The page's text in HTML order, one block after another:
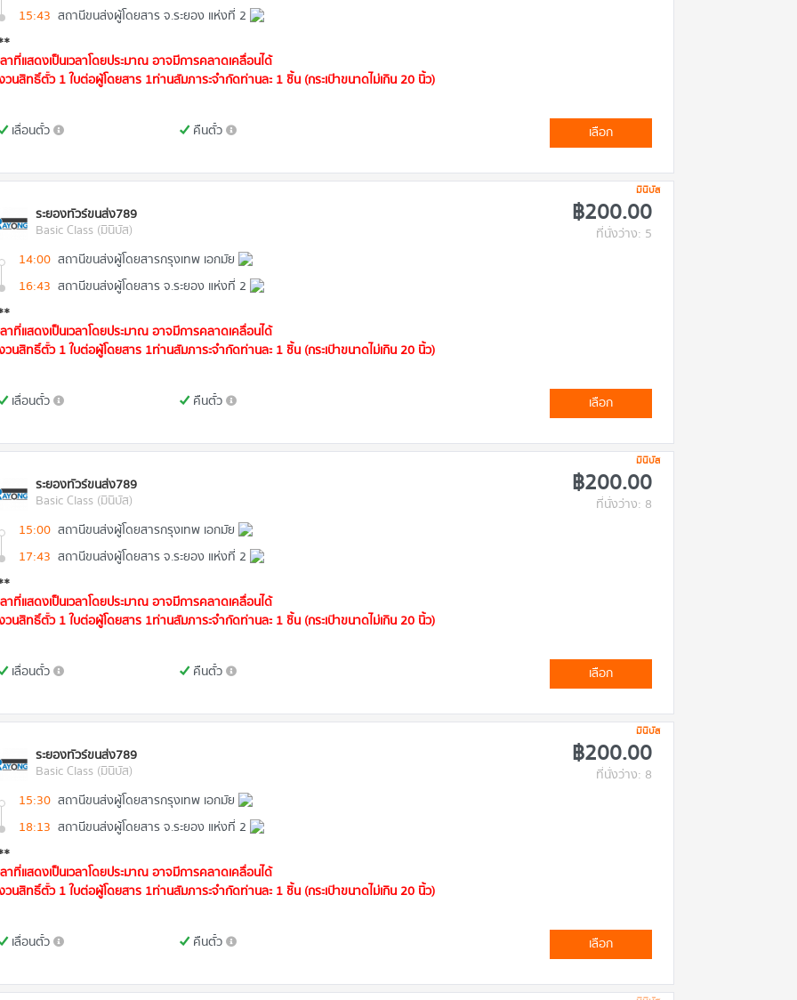
15:43 สถานีขนส่งผู้โดยสาร จ.ระยอง แห่งที่ 2
ลาที่แสดงเป็นเวลาโดยประมาณ อาจมีการคลาดเคลื่อนได้
วนสิทธิ์ตั๋ว 1 ใบต่อผู้โดยสาร 1ท่านสัมภาระจำกัดท่านละ 1 ชิ้น (กระเป๋าขนาดไม่เกิน 20 นิ้ว)
เลื่อนตั๋ว คืนตั๋ว เลือก
มินิบัส
ระยองทัวร์ขนส่ง789
Basic Class (มินิบัส)
฿200.00
ที่นั่งว่าง: 5
14:00 สถานีขนส่งผู้โดยสารกรุงเทพ เอกมัย
16:43 สถานีขนส่งผู้โดยสาร จ.ระยอง แห่งที่ 2
ลาที่แสดงเป็นเวลาโดยประมาณ อาจมีการคลาดเคลื่อนได้
วนสิทธิ์ตั๋ว 1 ใบต่อผู้โดยสาร 1ท่านสัมภาระจำกัดท่านละ 1 ชิ้น (กระเป๋าขนาดไม่เกิน 20 นิ้ว)
เลื่อนตั๋ว คืนตั๋ว เลือก
มินิบัส
ระยองทัวร์ขนส่ง789
Basic Class (มินิบัส)
฿200.00
ที่นั่งว่าง: 8
15:00 สถานีขนส่งผู้โดยสารกรุงเทพ เอกมัย
17:43 สถานีขนส่งผู้โดยสาร จ.ระยอง แห่งที่ 2
ลาที่แสดงเป็นเวลาโดยประมาณ อาจมีการคลาดเคลื่อนได้
วนสิทธิ์ตั๋ว 1 ใบต่อผู้โดยสาร 1ท่านสัมภาระจำกัดท่านละ 1 ชิ้น (กระเป๋าขนาดไม่เกิน 20 นิ้ว)
เลื่อนตั๋ว คืนตั๋ว เลือก
มินิบัส
ระยองทัวร์ขนส่ง789
Basic Class (มินิบัส)
฿200.00
ที่นั่งว่าง: 8
15:30 สถานีขนส่งผู้โดยสารกรุงเทพ เอกมัย
18:13 สถานีขนส่งผู้โดยสาร จ.ระยอง แห่งที่ 2
ลาที่แสดงเป็นเวลาโดยประมาณ อาจมีการคลาดเคลื่อนได้
วนสิทธิ์ตั๋ว 1 ใบต่อผู้โดยสาร 1ท่านสัมภาระจำกัดท่านละ 1 ชิ้น (กระเป๋าขนาดไม่เกิน 20 นิ้ว)
เลื่อนตั๋ว คืนตั๋ว เลือก